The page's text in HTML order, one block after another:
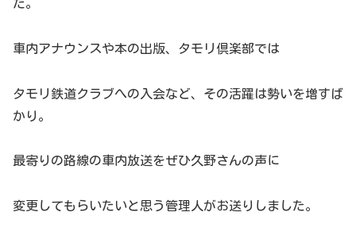
た。
車内アナウンスや本の出版、タモリ倶楽部では
タモリ鉄道クラブへの入会など、その活躍は勢いを増すば
かり。
最寄りの路線の車内放送をぜひ久野さんの声に
変更してもらいたいと思う管理人がお送りしました。